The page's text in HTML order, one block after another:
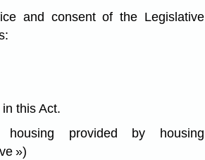
and consent of the Legislative
this Act.
provided by housing
»)